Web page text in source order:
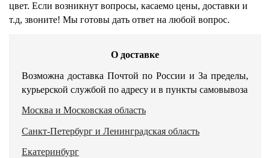
цвет. Если возникнут вопросы, касаемо цены, доставки и
т.д, звоните! Мы готовы дать ответ на любой вопрос.
О доставке
Возможна доставка Почтой по России и За пределы,
курьерской службой по адресу и в пункты самовывоза
Москва и Московская область
Санкт-Петербург и Ленинградская область
Екатеринбург